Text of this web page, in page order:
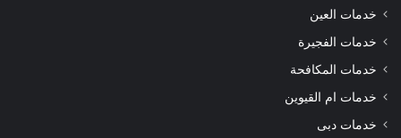
خدمات العين
خدمات الفجيرة
خدمات المكافحة
خدمات ام القيوين
خدمات دبى